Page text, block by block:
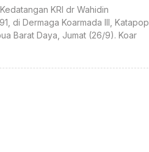
KRI dr Wahidin
di Dermaga Koarmada III, Katapop,
Barat Daya, Jumat (26/9). Koar